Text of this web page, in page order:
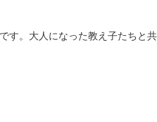
す。大人になった教え子たちと共